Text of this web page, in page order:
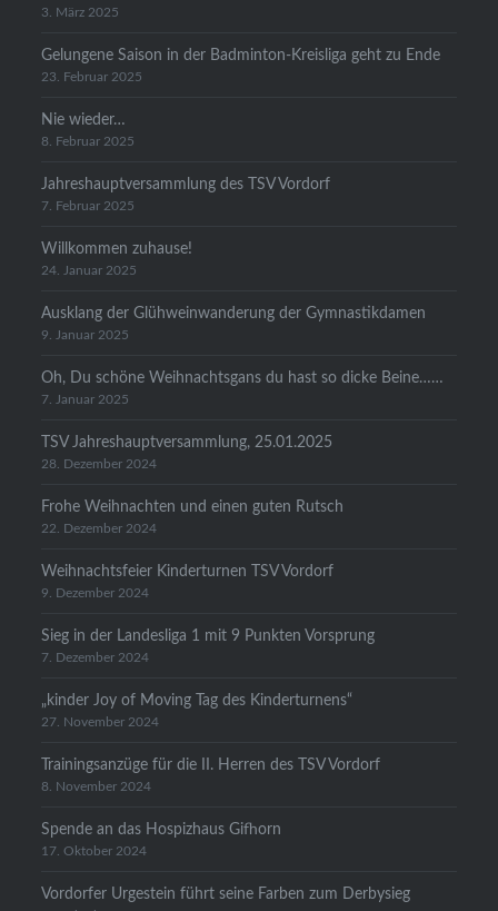
3. März 2025
Gelungene Saison in der Badminton-Kreisliga geht zu Ende
23. Februar 2025
Nie wieder…
8. Februar 2025
Jahreshauptversammlung des TSV Vordorf
7. Februar 2025
Willkommen zuhause!
24. Januar 2025
Ausklang der Glühweinwanderung der Gymnastikdamen
9. Januar 2025
Oh, Du schöne Weihnachtsgans du hast so dicke Beine……
7. Januar 2025
TSV Jahreshauptversammlung, 25.01.2025
28. Dezember 2024
Frohe Weihnachten und einen guten Rutsch
22. Dezember 2024
Weihnachtsfeier Kinderturnen TSV Vordorf
9. Dezember 2024
Sieg in der Landesliga 1 mit 9 Punkten Vorsprung
7. Dezember 2024
„kinder Joy of Moving Tag des Kinderturnens“
27. November 2024
Trainingsanzüge für die II. Herren des TSV Vordorf
8. November 2024
Spende an das Hospizhaus Gifhorn
17. Oktober 2024
Vordorfer Urgestein führt seine Farben zum Derbysieg